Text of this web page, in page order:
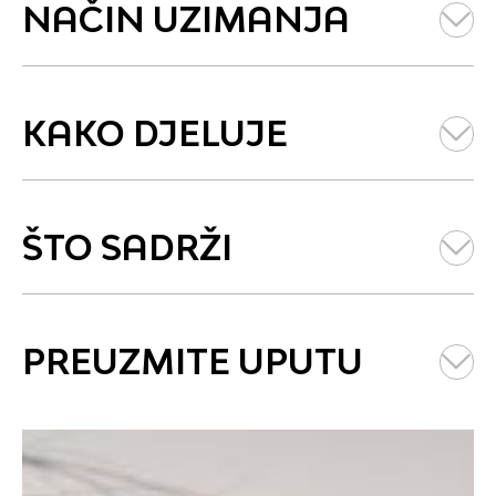
NAČIN UZIMANJA ↓
KAKO DJELUJE ↓
ŠTO SADRŽI ↓
PREUZMITE UPUTU ↓